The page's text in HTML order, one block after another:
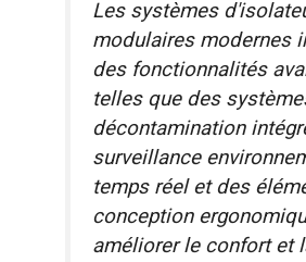
Les systèmes
modulaires modernes
des fonctionnalités
telles que des
décontamination
surveillance
temps réel et des
conception
améliorer le confort et